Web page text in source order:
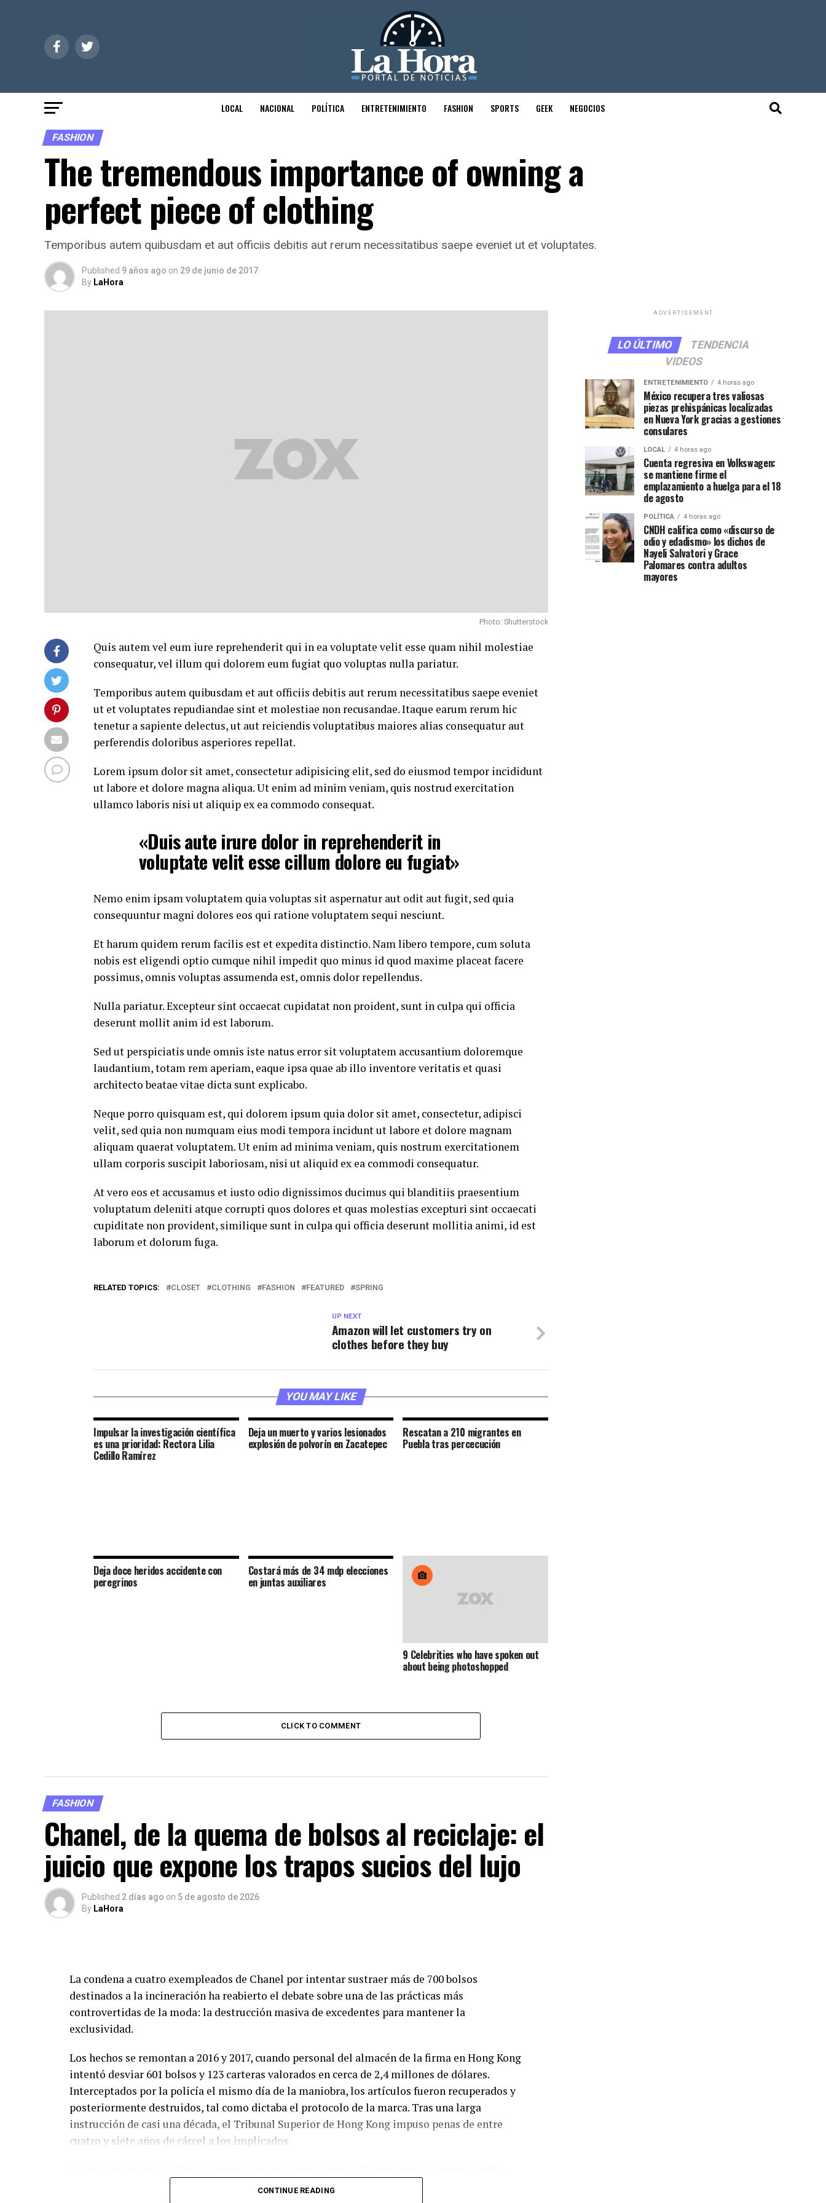
LOCAL NACIONAL POLÍTICA ENTRETENIMIENTO FASHION SPORTS GEEK NEGOCIOS
FASHION
The tremendous importance of owning a
perfect piece of clothing
Temporibus autem quibusdam et aut officiis debitis aut rerum necessitatibus saepe eveniet ut et voluptates.
Published 9 años ago on 29 de junio de 2017
By LaHora
Photo: Shutterstock
Quis autem vel eum iure reprehenderit qui in ea voluptate velit esse quam nihil molestiae
consequatur, vel illum qui dolorem eum fugiat quo voluptas nulla pariatur.
Temporibus autem quibusdam et aut officiis debitis aut rerum necessitatibus saepe eveniet
ut et voluptates repudiandae sint et molestiae non recusandae. Itaque earum rerum hic
tenetur a sapiente delectus, ut aut reiciendis voluptatibus maiores alias consequatur aut
perferendis doloribus asperiores repellat.
Lorem ipsum dolor sit amet, consectetur adipisicing elit, sed do eiusmod tempor incididunt
ut labore et dolore magna aliqua. Ut enim ad minim veniam, quis nostrud exercitation
ullamco laboris nisi ut aliquip ex ea commodo consequat.
«Duis aute irure dolor in reprehenderit in
voluptate velit esse cillum dolore eu fugiat»
Nemo enim ipsam voluptatem quia voluptas sit aspernatur aut odit aut fugit, sed quia
consequuntur magni dolores eos qui ratione voluptatem sequi nesciunt.
Et harum quidem rerum facilis est et expedita distinctio. Nam libero tempore, cum soluta
nobis est eligendi optio cumque nihil impedit quo minus id quod maxime placeat facere
possimus, omnis voluptas assumenda est, omnis dolor repellendus.
Nulla pariatur. Excepteur sint occaecat cupidatat non proident, sunt in culpa qui officia
deserunt mollit anim id est laborum.
Sed ut perspiciatis unde omnis iste natus error sit voluptatem accusantium doloremque
laudantium, totam rem aperiam, eaque ipsa quae ab illo inventore veritatis et quasi
architecto beatae vitae dicta sunt explicabo.
Neque porro quisquam est, qui dolorem ipsum quia dolor sit amet, consectetur, adipisci
velit, sed quia non numquam eius modi tempora incidunt ut labore et dolore magnam
aliquam quaerat voluptatem. Ut enim ad minima veniam, quis nostrum exercitationem
ullam corporis suscipit laboriosam, nisi ut aliquid ex ea commodi consequatur.
At vero eos et accusamus et iusto odio dignissimos ducimus qui blanditiis praesentium
voluptatum deleniti atque corrupti quos dolores et quas molestias excepturi sint occaecati
cupiditate non provident, similique sunt in culpa qui officia deserunt mollitia animi, id est
laborum et dolorum fuga.
RELATED TOPICS: CLOSET CLOTHING FASHION FEATURED SPRING
UP NEXT
Amazon will let customers try on
clothes before they buy
YOU MAY LIKE
Impulsar la investigación científica
es una prioridad: Rectora Lilia
Cedillo Ramírez
Deja un muerto y varios lesionados
explosión de polvorín en Zacatepec
Rescatan a 210 migrantes en
Puebla tras percecución
Deja doce heridos accidente con
peregrinos
Costará más de 34 mdp elecciones
en juntas auxiliares
9 Celebrities who have spoken out
about being photoshopped
CLICK TO COMMENT
FASHION
Chanel, de la quema de bolsos al reciclaje: el
juicio que expone los trapos sucios del lujo
Published 2 días ago on 5 de agosto de 2026
By LaHora
La condena a cuatro exempleados de Chanel por intentar sustraer más de 700 bolsos
destinados a la incineración ha reabierto el debate sobre una de las prácticas más
controvertidas de la moda: la destrucción masiva de excedentes para mantener la
exclusividad.
Los hechos se remontan a 2016 y 2017, cuando personal del almacén de la firma en Hong Kong
intentó desviar 601 bolsos y 123 carteras valorados en cerca de 2,4 millones de dólares.
Interceptados por la policía el mismo día de la maniobra, los artículos fueron recuperados y
posteriormente destruidos, tal como dictaba el protocolo de la marca. Tras una larga
instrucción de casi una década, el Tribunal Superior de Hong Kong impuso penas de entre
cuatro y siete años de cárcel a los implicados.
20.000 productos cada seis meses solo en Hong Kong. Esta estrategia, habitual entre las casas
CONTINUE READING
ADVERTISEMENT
LO ÚLTIMO
TENDENCIA
VIDEOS
ENTRETENIMIENTO 4 horas ago
México recupera tres valiosas
piezas prehispánicas localizadas
en Nueva York gracias a gestiones
consulares
LOCAL 4 horas ago
Cuenta regresiva en Volkswagen:
se mantiene firme el
emplazamiento a huelga para el 18
de agosto
POLÍTICA 4 horas ago
CNDH califica como «discurso de
odio y edadismo» los dichos de
Nayeli Salvatori y Grace
Palomares contra adultos
mayores